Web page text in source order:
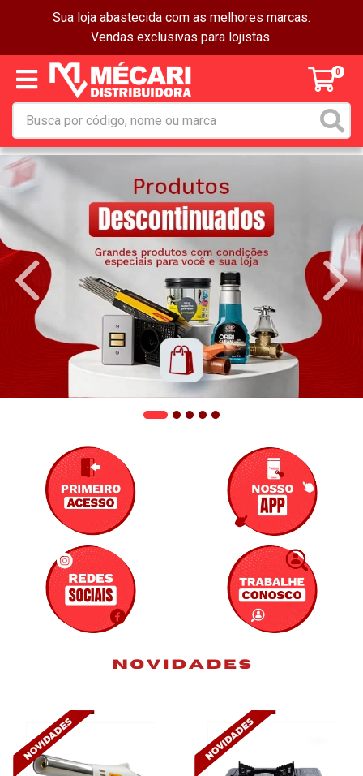
Sua loja abastecida com as melhores marcas.
Vendas exclusivas para lojistas.
0